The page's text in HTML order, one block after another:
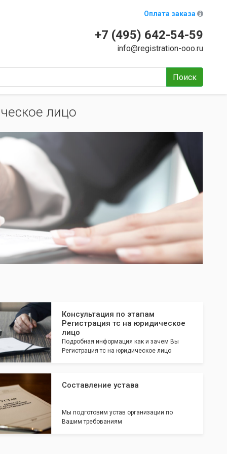
Оплата заказа
+7 (495) 642-54-59
info@registration-ooo.ru
Поиск
лицо
Консультация по этапам
Регистрация тс на юридическое
лицо
Подробная информация как и зачем Вы
Регистрация тс на юридическое лицо
Составление устава
Мы подготовим устав организации по
Вашим требованиям